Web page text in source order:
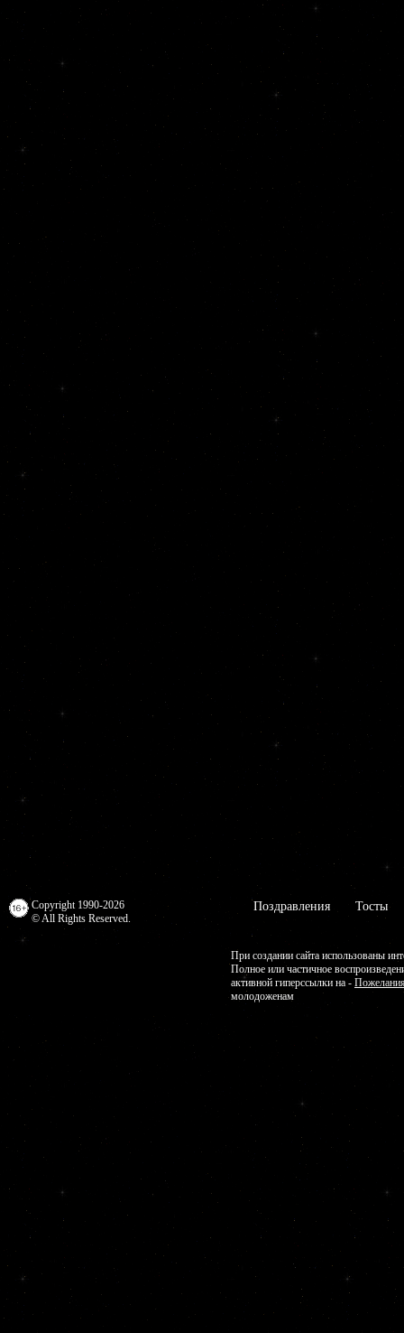
Copyright 1990-2026
© All Rights Reserved.
Поздравления Тосты
При создании сайта использованы
Полное или частичное
активной гиперссылки на -
молодоженам